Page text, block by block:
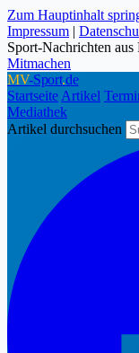
Zum Hauptinhalt
Impressum |
Sport-Nachrichten
Mitmachen
MV-Sport.de
Startseite Artikel
Mediathek
Artikel durchsuchen